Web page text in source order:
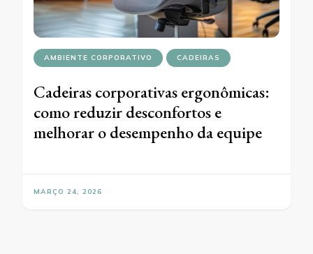
AMBIENTE CORPORATIVO CADEIRAS
Cadeiras corporativas ergonômicas:
como reduzir desconfortos e
melhorar o desempenho da equipe
MARÇO 24, 2026